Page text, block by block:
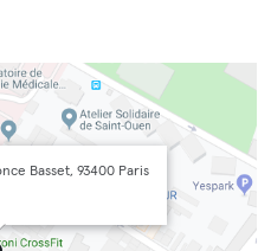
Basset, 93400 Paris